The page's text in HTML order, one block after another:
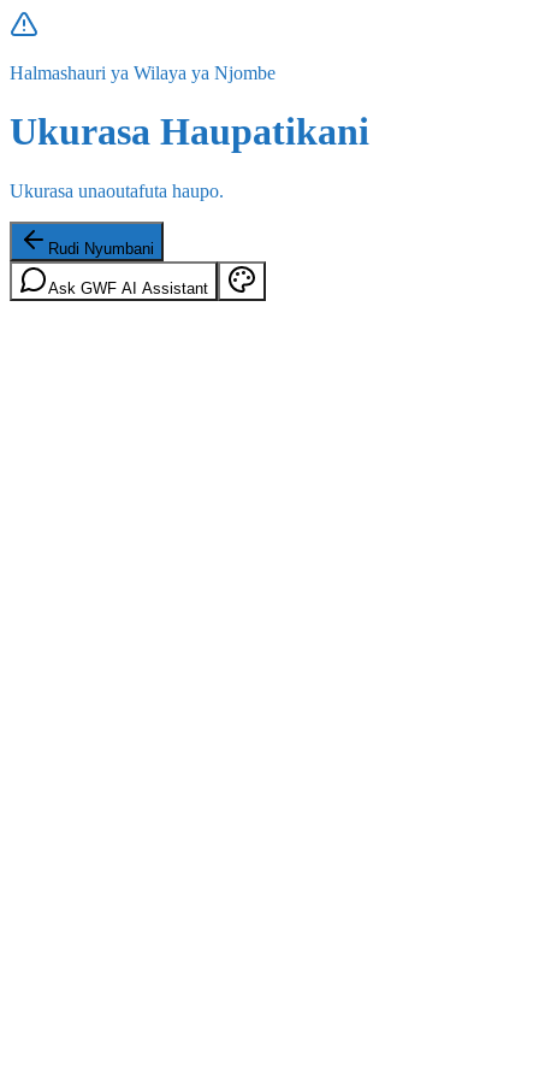
Halmashauri ya Wilaya ya Njombe
Ukurasa Haupatikani
Ukurasa unaoutafuta haupo.
Rudi Nyumbani
Ask GWF AI Assistant